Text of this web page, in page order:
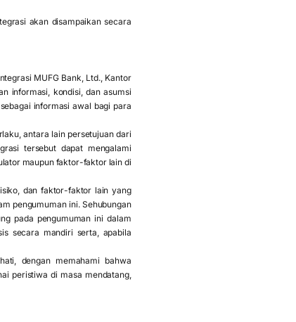
akan disampaikan secara
MUFG Bank, Ltd., Kantor
informasi, kondisi, dan asumsi
informasi awal bagi para
antara lain persetujuan dari
tersebut dapat mengalami
maupun faktor-faktor lain di
dan faktor-faktor lain yang
pengumuman ini. Sehubungan
pada pengumuman ini dalam
secara mandiri serta, apabila
dengan memahami bahwa
peristiwa di masa mendatang,